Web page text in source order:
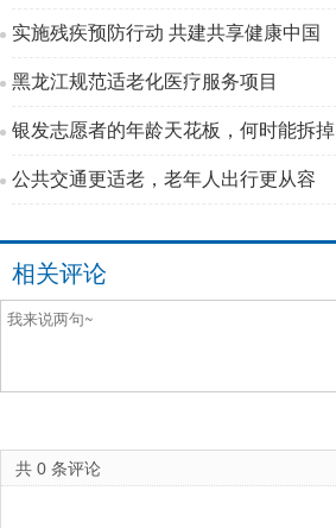
实施残疾预防行动 共建共享健康中国
黑龙江规范适老化医疗服务项目
银发志愿者的年龄天花板，何时能拆掉
公共交通更适老，老年人出行更从容
相关评论
共 0 条评论